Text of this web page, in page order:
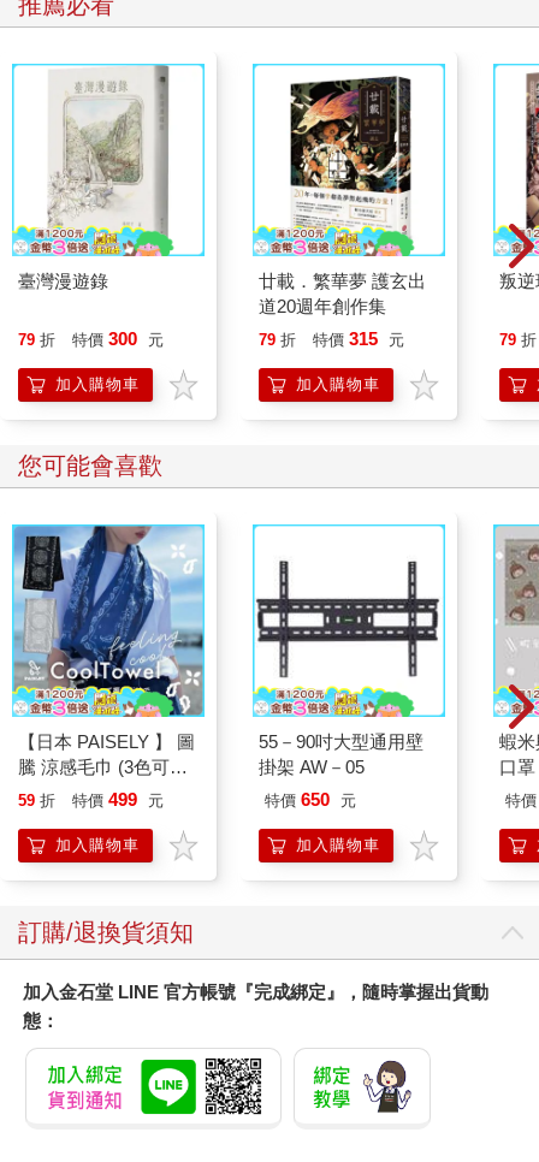
臺灣漫遊錄
79 折 特價 300 元
加入購物車
廿載．繁華夢 護玄出
道20週年創作集
79 折 特價 315 元
加入購物車
叛逆
79 折
您可能會喜歡
【日本 PAISELY 】 圖
騰 涼感毛巾 (3色可選)
涼感毛巾 涼感巾 冰涼
毛巾
59 折 特價 499 元
加入購物車
55－90吋大型通用壁
掛架 AW－05
特價 650 元
加入購物車
蝦
口
特價
訂購/退換貨須知
加入金石堂 LINE 官方帳號『完成綁定』，隨時掌握出貨動
態：